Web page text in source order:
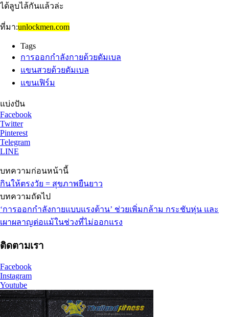
ได้ลูบไล้กันแล้วล่ะ
ที่มา:unlockmen.com
Tags
การออกกำลังกายด้วยดัมเบล
แขนสวยด้วยดัมเบล
แขนเฟิร์ม
แบ่งปัน
Facebook
Twitter
Pinterest
Telegram
LINE
บทความก่อนหน้านี้
กินให้ตรงวัย = สุขภาพยืนยาว
บทความถัดไป
‘การออกกำลังกายแบบแรงต้าน’ ช่วยเพิ่มกล้าม กระชับหุ่น และ
เผาผลาญต่อแม้ในช่วงที่ไม่ออกแรง
ติดตามเรา
Facebook
Instagram
Youtube